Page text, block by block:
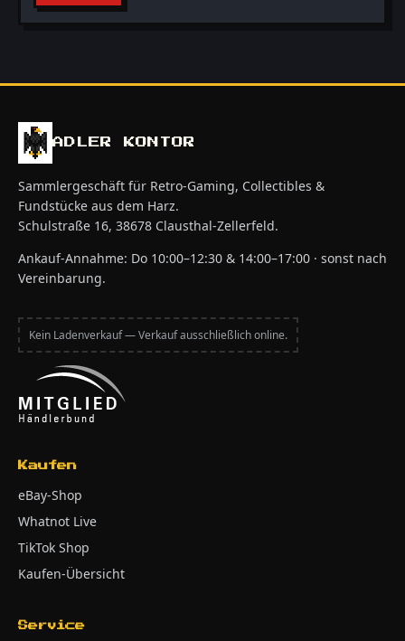
ADLER KONTOR
Sammlergeschäft für Retro-Gaming, Collectibles &
Fundstücke aus dem Harz.
Schulstraße 16, 38678 Clausthal-Zellerfeld.
Ankauf-Annahme: Do 10:00–12:30 & 14:00–17:00 · sonst nach
Vereinbarung.
Kein Ladenverkauf — Verkauf ausschließlich online.
Kaufen
eBay-Shop
Whatnot Live
TikTok Shop
Kaufen-Übersicht
Service